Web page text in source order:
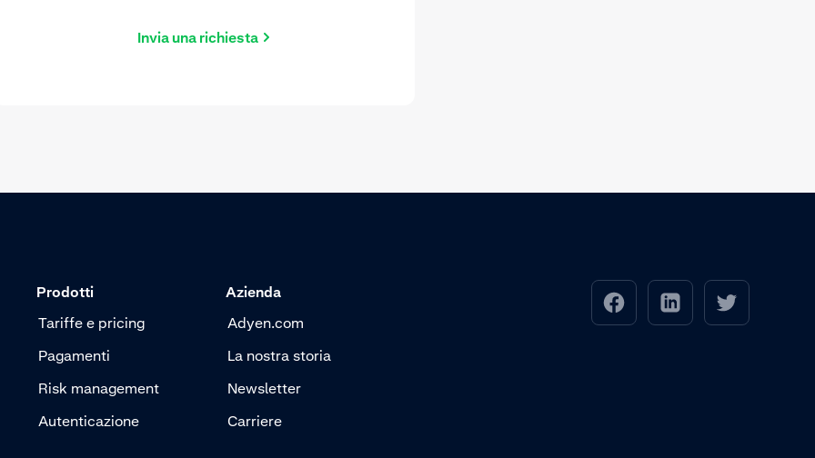
Invia una richiesta
Prodotti
Tariffe e pricing
Pagamenti
Risk management
Autenticazione
Azienda
Adyen.com
La nostra storia
Newsletter
Carriere